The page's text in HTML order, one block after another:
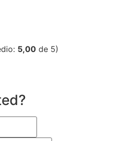
5,00 de 5)